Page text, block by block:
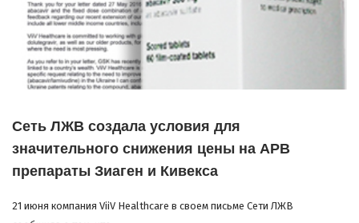
Сеть ЛЖВ создала условия для
значительного снижения цены на АРВ
препараты Зиаген и Кивекса
21 июня компания ViiV Healthcare в своем письме Сети ЛЖВ